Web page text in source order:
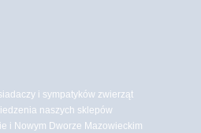
i sympatyków zwierząt
naszych sklepów
i Nowym Dworze Mazowieckim